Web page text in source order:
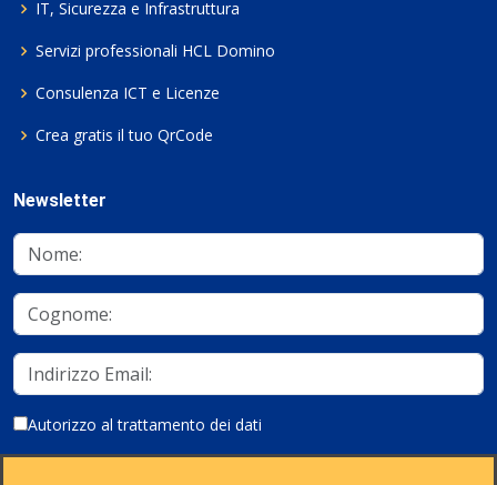
IT, Sicurezza e Infrastruttura
Servizi professionali HCL Domino
Consulenza ICT e Licenze
Crea gratis il tuo QrCode
Newsletter
Autorizzo al trattamento dei dati